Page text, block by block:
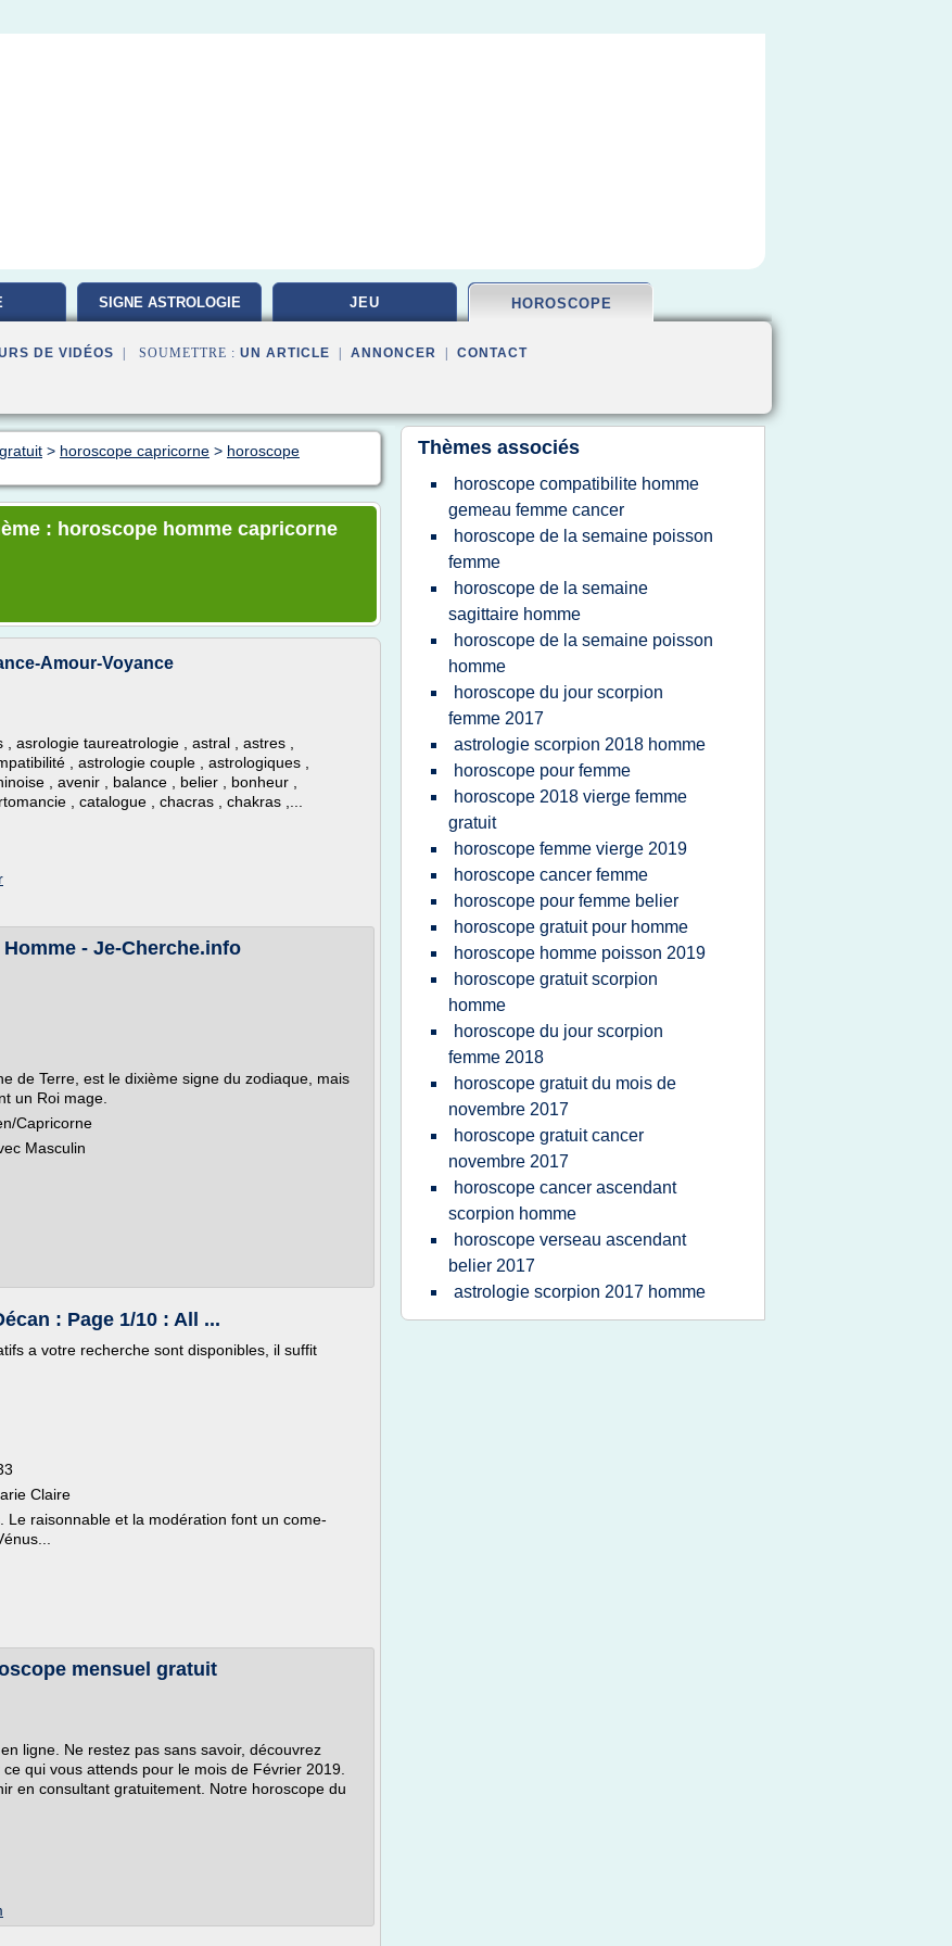
SIGNE ASTROLOGIE JEU HOROSCOPE
DE VIDÉOS | SOUMETTRE : UN ARTICLE ANNONCER CONTACT
> horoscope capricorne > horoscope
: horoscope homme capricorne
Amour-Voyance
asrologie taureatrologie , astral , astres ,
, astrologie couple , astrologiques ,
, avenir , balance , belier , bonheur ,
, catalogue , chacras , chakras ,...
- Je-Cherche.info
de Terre, est le dixième signe du zodiaque, mais
un Roi mage.
Capricorne
Masculin
: Page 1/10 : All ...
a votre recherche sont disponibles, il suffit
Claire
raisonnable et la modération font un come-
mensuel gratuit
ligne. Ne restez pas sans savoir, découvrez
qui vous attends pour le mois de Février 2019.
en consultant gratuitement. Notre horoscope du
Thèmes associés
horoscope compatibilite homme
gemeau femme cancer
horoscope de la semaine poisson
femme
horoscope de la semaine
sagittaire homme
horoscope de la semaine poisson
homme
horoscope du jour scorpion
femme 2017
astrologie scorpion 2018 homme
horoscope pour femme
horoscope 2018 vierge femme
gratuit
horoscope femme vierge 2019
horoscope cancer femme
horoscope pour femme belier
horoscope gratuit pour homme
horoscope homme poisson 2019
horoscope gratuit scorpion
homme
horoscope du jour scorpion
femme 2018
horoscope gratuit du mois de
novembre 2017
horoscope gratuit cancer
novembre 2017
horoscope cancer ascendant
scorpion homme
horoscope verseau ascendant
belier 2017
astrologie scorpion 2017 homme